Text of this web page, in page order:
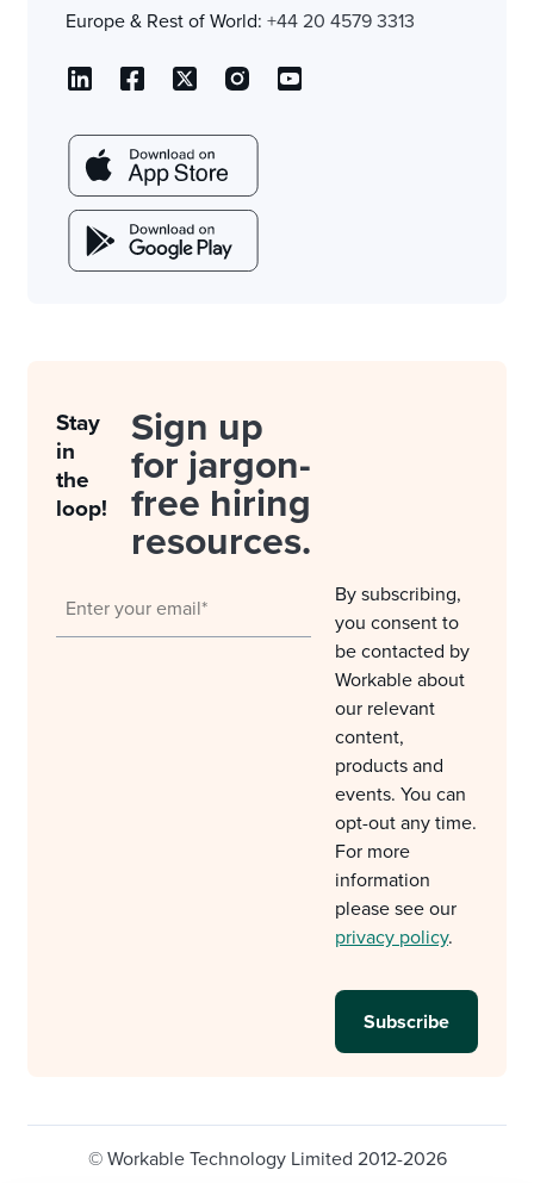
Europe & Rest of World: +44 20 4579 3313
Stay
in
the
loop!
Sign up
for jargon-
free hiring
resources.
By subscribing,
you consent to
be contacted by
Workable about
our relevant
content,
products and
events. You can
opt-out any time.
For more
information
please see our
privacy policy.
© Workable Technology Limited 2012-2026